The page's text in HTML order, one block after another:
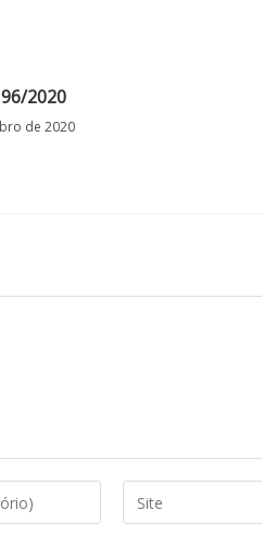
2020
de 2020